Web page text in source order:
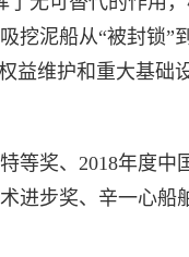
挖泥船从“被封锁”到
益维护和重大基础
等奖、2018年度中
进步奖、辛一心船